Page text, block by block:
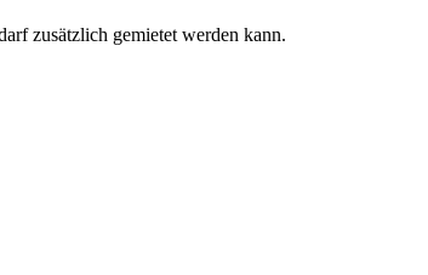
zusätzlich gemietet werden kann.